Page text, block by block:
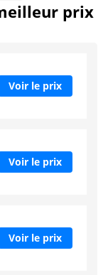
prix
Voir le prix
Voir le prix
Voir le prix